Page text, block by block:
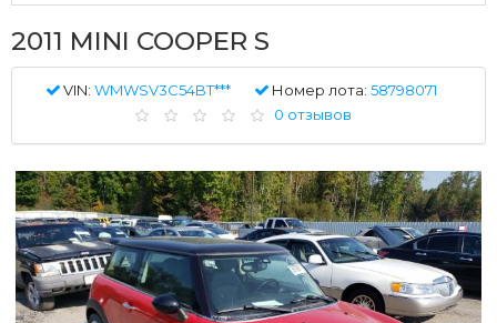
2011 MINI COOPER S
VIN: WMWSV3C54BT*** Номер лота: 58798071
0 отзывов